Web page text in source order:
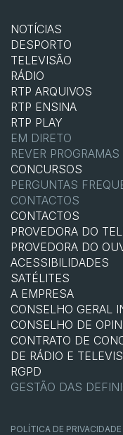
NOTÍCIAS
DESPORTO
TELEVISÃO
RÁDIO
RTP ARQUIVOS
RTP ENSINA
RTP PLAY
EM DIRETO
REVER PROGRAMAS
CONCURSOS
PERGUNTAS
CONTACTOS
CONTACTOS
PROVEDORA DO
PROVEDORA DO
ACESSIBILIDADES
SATÉLITES
A EMPRESA
CONSELHO GERAL
CONSELHO DE
CONTRATO DE
DE RÁDIO E
RGPD
GESTÃO DAS
POLÍTICA DE PRIVACIDADE